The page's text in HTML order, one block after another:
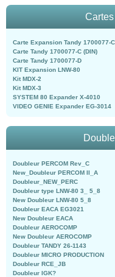
Carte Expansion Tandy 1700077-C
Carte Tandy 1700077-C (DIN)
Carte Tandy 1700077-D
KIT Expansion LNW-80
Kit MDX-2
Kit MDX-3
SYSTEM 80 Expander X-4010
VIDEO GENIE Expander EG-3014
Doubleur PERCOM Rev_C
New_Doubleur PERCOM II_A
Doubleur_NEW_PERC
Doubleur type LNW-80 3_ 5_8
New Doubleur LNW-80 5_8
Doubleur EACA EG3021
New Doubleur EACA
Doubleur AEROCOMP
New Doubleur AEROCOMP
Doubleur TANDY 26-1143
Doubleur MICRO PRODUCTION
Doubleur RCE_JB
Doubleur IGK?